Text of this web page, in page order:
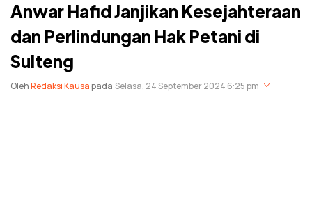
Anwar Hafid Janjikan Kesejahteraan
dan Perlindungan Hak Petani di
Sulteng
OlehRedaksi Kausapada Selasa, 24 September 2024 6:25 pm